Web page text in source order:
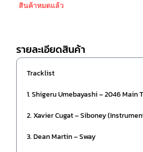
สินค้าหมดแล้ว
รายละเอียดสินค้า
Tracklist
1. Shigeru Umebayashi – 2046 Main
2. Xavier Cugat – Siboney
3. Dean Martin – Sway